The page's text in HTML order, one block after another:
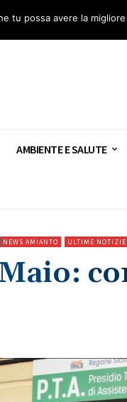
Nazionale Amianto – AGN
AMBIENTE E SALUTE
NEWS AMIANTO ULTIME NOTIZIE
tu possa avere la